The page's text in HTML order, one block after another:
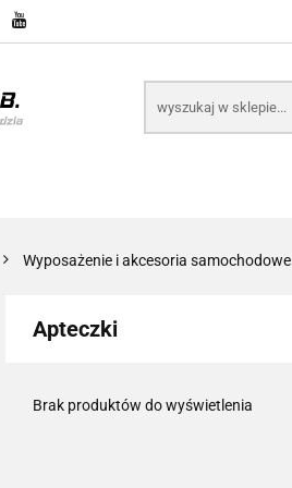
ELEKTRONICZNE B2B
Wyposażenie i akcesoria samochodowe
Apteczki
Brak produktów do wyświetlenia